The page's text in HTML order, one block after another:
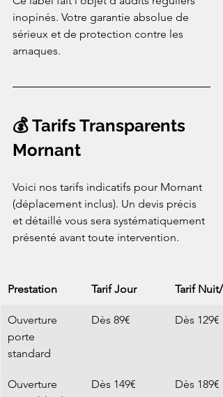
inopinés. Votre garantie absolue de
sérieux et de protection contre les
arnaques.
💰 Tarifs Transparents
Mornant
Voici nos tarifs indicatifs pour Mornant
(déplacement inclus). Un devis précis
et détaillé vous sera systématiquement
présenté avant toute intervention.
Prestation Tarif Jour Tarif Nuit/
Ouverture
porte
standard
Dès 89€ Dès 129€
Ouverture
Dès 149€ Dès 189€